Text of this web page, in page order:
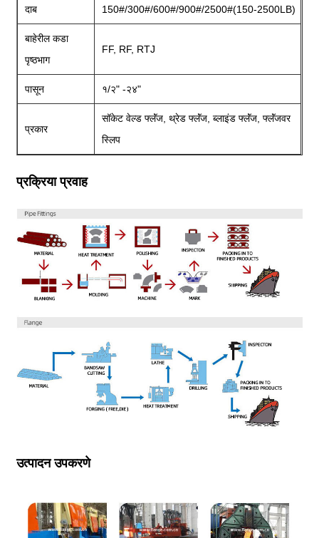
दाब 150#/300#/600#/900#/2500#(150-2500LB)
बाहेरील कडा
पृष्ठभाग
FF, RF, RTJ
पासून १/२" -२४"
प्रकार
सॉकेट वेल्ड फ्लॅंज, थ्रेड फ्लॅंज, ब्लाइंड फ्लॅंज, फ्लॅंजवर
स्लिप
प्रक्रिया प्रवाह
उत्पादन उपकरणे